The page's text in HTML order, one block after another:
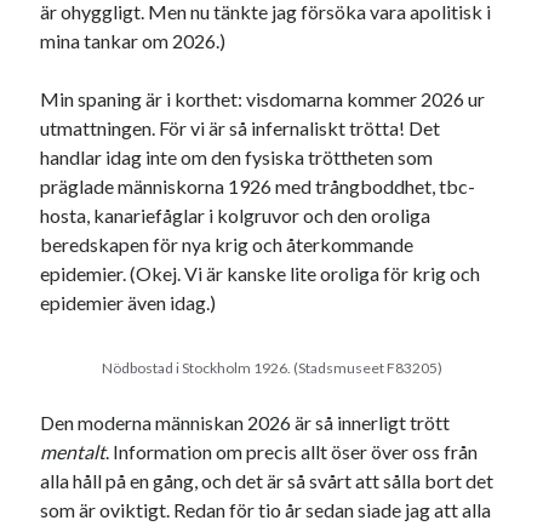
är ohyggligt. Men nu tänkte jag försöka vara apolitisk i
mina tankar om 2026.)
Min spaning är i korthet: visdomarna kommer 2026 ur
utmattningen. För vi är så infernaliskt trötta! Det
handlar idag inte om den fysiska tröttheten som
präglade människorna 1926 med trångboddhet, tbc-
hosta, kanariefåglar i kolgruvor och den oroliga
beredskapen för nya krig och återkommande
epidemier. (Okej. Vi är kanske lite oroliga för krig och
epidemier även idag.)
Nödbostad i Stockholm 1926. (Stadsmuseet F83205)
Den moderna människan 2026 är så innerligt trött
mentalt. Information om precis allt öser över oss från
alla håll på en gång, och det är så svårt att sålla bort det
som är oviktigt. Redan för tio år sedan siade jag att alla